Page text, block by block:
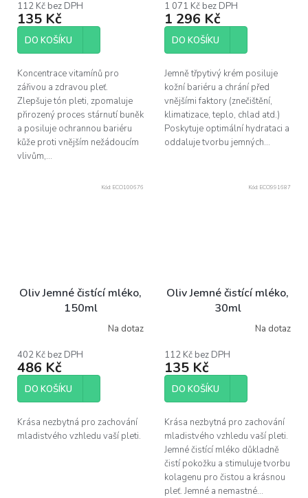
112 Kč bez DPH
135 Kč
DO KOŠÍKU
Koncentrace vitamínů pro
zářivou a zdravou pleť.
Zlepšuje tón pleti, zpomaluje
přirozený proces stárnutí buněk
a posiluje ochrannou bariéru
kůže proti vnějším nežádoucím
vlivům,...
1 071 Kč bez DPH
1 296 Kč
DO KOŠÍKU
Jemně třpytivý krém posiluje
kožní bariéru a chrání před
vnějšími faktory (znečištění,
klimatizace, teplo, chlad atd.)
Poskytuje optimální hydrataci a
oddaluje tvorbu jemných...
Oliv Jemné čistící mléko,
150ml
produktu
je
5,0
5
Na dotaz
402 Kč bez DPH
486 Kč
DO KOŠÍKU
Krása nezbytná pro zachování
mladistvého vzhledu vaší pleti.
Kód: ECO100676
Oliv Jemné čistící mléko,
30ml
produktu
je
5,0
5
Na dotaz
112 Kč bez DPH
135 Kč
DO KOŠÍKU
Krása nezbytná pro zachování
mladistvého vzhledu vaší pleti.
Jemné čistící mléko důkladně
čistí pokožku a stimuluje tvorbu
kolagenu pro čistou a krásnou
pleť. Jemné a nemastné...
Kód: ECO991687